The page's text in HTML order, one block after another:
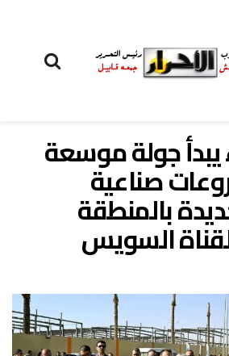
يبدأ جولة موسعة
صناعية
بالمنطقة
السويس